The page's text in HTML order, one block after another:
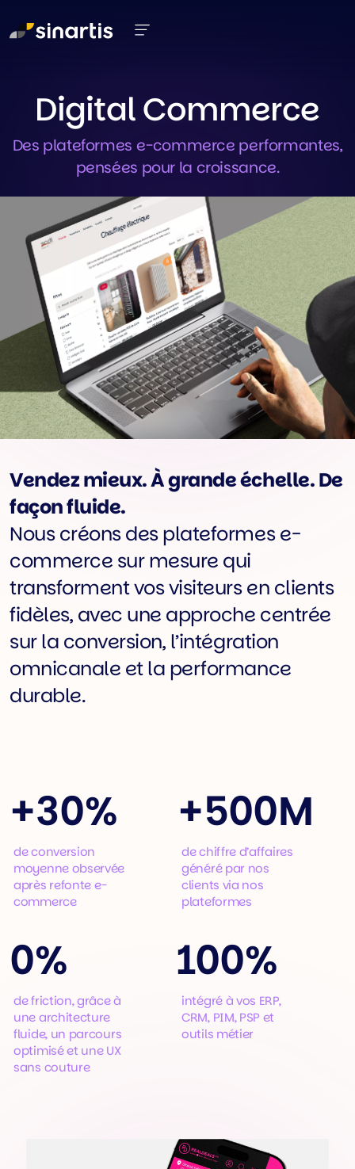
Digital Commerce
Des plateformes e-commerce performantes,
pensées pour la croissance.
Vendez mieux. À grande échelle. De
façon fluide.
Nous créons des plateformes e-
commerce sur mesure qui
transforment vos visiteurs en clients
fidèles, avec une approche centrée
sur la conversion, l’intégration
omnicanale et la performance
durable.
+30%
de conversion
moyenne observée
après refonte e-
commerce
+500M
de chiffre d’affaires
généré par nos
clients via nos
plateformes
0%
de friction, grâce à
une architecture
fluide, un parcours
optimisé et une UX
sans couture
100%
intégré à vos ERP,
CRM, PIM, PSP et
outils métier